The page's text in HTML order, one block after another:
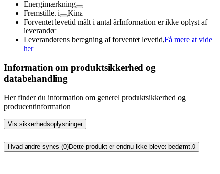
Energimærkning
Fremstillet i
Kina
Forventet levetid målt i antal årInformation er ikke oplyst af
leverandør
Leverandørens beregning af forventet levetid,Få mere at vide
her
Information om produktsikkerhed og
databehandling
Her finder du information om generel produktsikkerhed og
producentinformation
Vis sikkerhedsoplysninger
Hvad andre synes (0)Dette produkt er endnu ikke blevet bedømt.0